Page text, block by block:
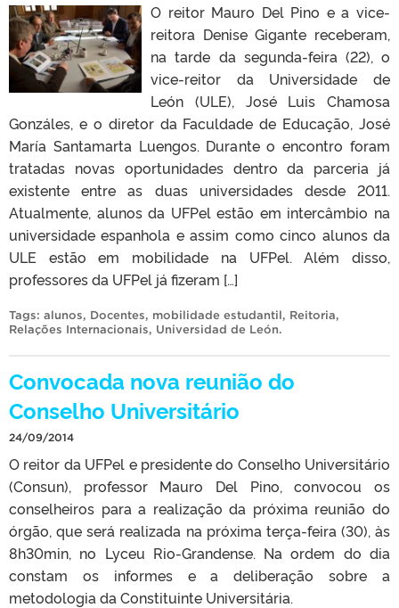
O reitor Mauro Del Pino e a vice-
reitora Denise Gigante receberam,
na tarde da segunda-feira (22), o
vice-reitor da Universidade de
León (ULE), José Luis Chamosa
Gonzáles, e o diretor da Faculdade de Educação, José
María Santamarta Luengos. Durante o encontro foram
tratadas novas oportunidades dentro da parceria já
existente entre as duas universidades desde 2011.
Atualmente, alunos da UFPel estão em intercâmbio na
universidade espanhola e assim como cinco alunos da
ULE estão em mobilidade na UFPel. Além disso,
professores da UFPel já fizeram […]
Tags: alunos, Docentes, mobilidade estudantil, Reitoria,
Relações Internacionais, Universidad de León.
Convocada nova reunião do
Conselho Universitário
24/09/2014
O reitor da UFPel e presidente do Conselho Universitário
(Consun), professor Mauro Del Pino, convocou os
conselheiros para a realização da próxima reunião do
órgão, que será realizada na próxima terça-feira (30), às
8h30min, no Lyceu Rio-Grandense. Na ordem do dia
constam os informes e a deliberação sobre a
metodologia da Constituinte Universitária.